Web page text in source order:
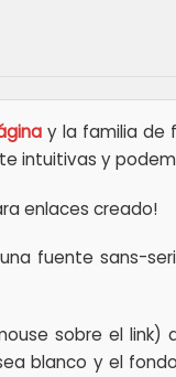
y la familia de
intuitivas y
enlaces creado!
fuente sans-
sobre el
blanco y el